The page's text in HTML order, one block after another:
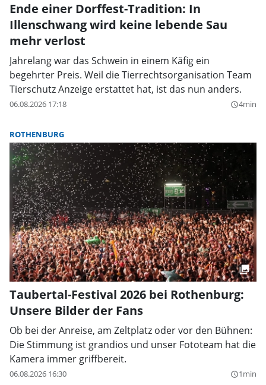
Ende einer Dorffest-Tradition: In
Illenschwang wird keine lebende Sau
mehr verlost
Jahrelang war das Schwein in einem Käfig ein
begehrter Preis. Weil die Tierrechtsorganisation Team
Tierschutz Anzeige erstattet hat, ist das nun anders.
06.08.2026 17:18 query_builder4min
ROTHENBURG
Taubertal-Festival 2026 bei Rothenburg:
Unsere Bilder der Fans
Ob bei der Anreise, am Zeltplatz oder vor den Bühnen:
Die Stimmung ist grandios und unser Fototeam hat die
Kamera immer griffbereit.
06.08.2026 16:30 query_builder1min